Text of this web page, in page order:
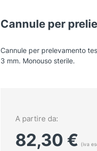
Cannule per
Cannule per prelevamento
3 mm. Monouso sterile.
A partire da:
82,30 € (iva